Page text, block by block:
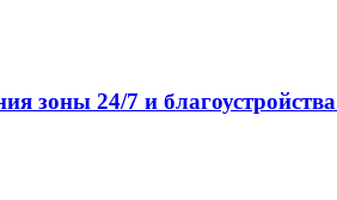
зоны 24/7 и